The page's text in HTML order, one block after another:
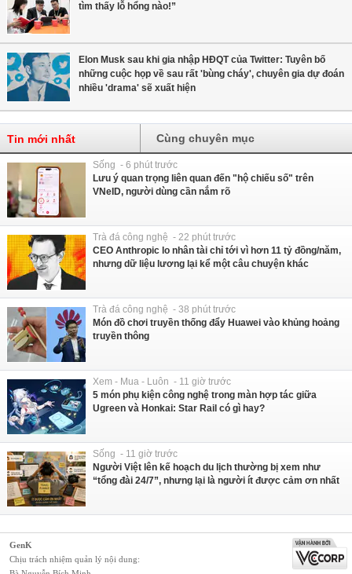
tìm thấy lỗ hổng nào!”
Elon Musk sau khi gia nhập HĐQT của Twitter: Tuyên bố
những cuộc họp về sau rất 'bùng cháy', chuyên gia dự đoán
nhiều 'drama' sẽ xuất hiện
Tin mới nhất Cùng chuyên mục
Sống - 6 phút trước
Lưu ý quan trọng liên quan đến "hộ chiếu số" trên
VNeID, người dùng cần nắm rõ
Trà đá công nghệ - 22 phút trước
CEO Anthropic lo nhân tài chỉ tới vì hơn 11 tỷ đồng/năm,
nhưng dữ liệu lương lại kể một câu chuyện khác
Trà đá công nghệ - 38 phút trước
Món đồ chơi truyền thống đẩy Huawei vào khủng hoảng
truyền thông
Xem - Mua - Luôn - 11 giờ trước
5 món phụ kiện công nghệ trong màn hợp tác giữa
Ugreen và Honkai: Star Rail có gì hay?
Sống - 11 giờ trước
Người Việt lên kế hoạch du lịch thường bị xem như
“tổng đài 24/7”, nhưng lại là người ít được cảm ơn nhất
GenK
Chịu trách nhiệm quản lý nội dung: